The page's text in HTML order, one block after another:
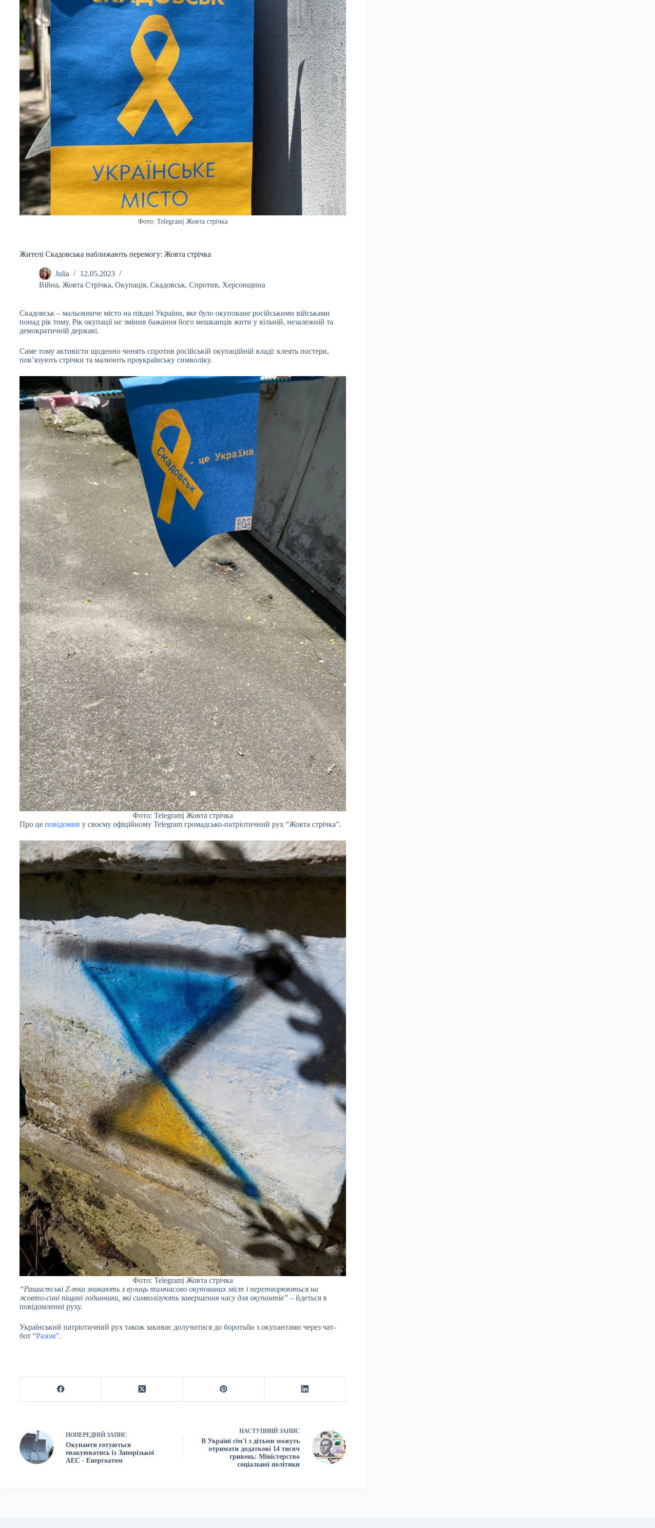
Фото: Telegram| Жовта стрічка
Жителі Скадовська наближають перемогу: Жовта стрічка
Julia
12.05.2023
Війна, Жовта Стрічка, Окупація, Скадовськ, Спротив, Херсонщина
Скадовськ – мальовниче місто на півдні України, яке було окуповане російськими військами
понад рік тому. Рік окупації не змінив бажання його мешканців жити у вільній, незалежній та
демократичній державі.
Саме тому активісти щоденно чинять спротив російській окупаційній владі: клеять постери,
пов’язують стрічки та малюють проукраїнську символіку.
Фото: Telegram| Жовта стрічка
Про це повідомив у своєму офіційному Telegram громадсько-патріотичний рух “Жовта стрічка”.
Фото: Telegram| Жовта стрічка
“Рашистські Z-тки зникають з вулиць тимчасово окупованих міст і перетворюються на
жовто-сині піщані годинники, які символізують завершення часу для окупантів” – йдеться в
повідомленні руху.
Український патріотичний рух також закиває долучитися до боротьби з окупантами через чат-
бот “Разом”.
ПОПЕРЕДНІЙ ЗАПИС
Окупанти готуються
евакуюватись із Запорізької
АЕС - Енергоатом
НАСТУПНИЙ ЗАПИС
В Україні сім'ї з дітьми можуть
отримати додаткові 14 тисяч
гривень: Міністерство
соціальної політики